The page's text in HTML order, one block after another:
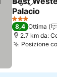
Condividi
Palacio
Scopri i
3 Stelle
8,4 Ottima
2.7 km da:
Posizione